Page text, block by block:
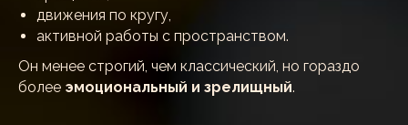
движения по кругу,
активной работы с пространством.
Он менее строгий, чем классический, но гораздо
более эмоциональный и зрелищный.